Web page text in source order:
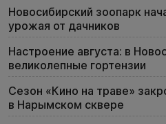
Новосибирский зоопарк
урожая от дачников
Настроение августа: в
великолепные гортензии
Сезон «Кино на траве»
в Нарымском сквере